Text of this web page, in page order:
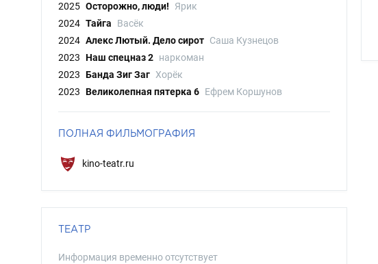
2025 Осторожно, люди!
Ярик
2024 Тайга
Васёк
2024 Алекс Лютый. Дело сирот Саша Кузнецов
2023 Наш спецназ 2 наркоман
2023 Банда Зиг Заг Хорёк
2023 Великолепная пятерка 6 Ефрем Коршунов
ПОЛНАЯ ФИЛЬМОГРАФИЯ
kino-teatr.ru
ТЕАТР
Информация временно отсутствует